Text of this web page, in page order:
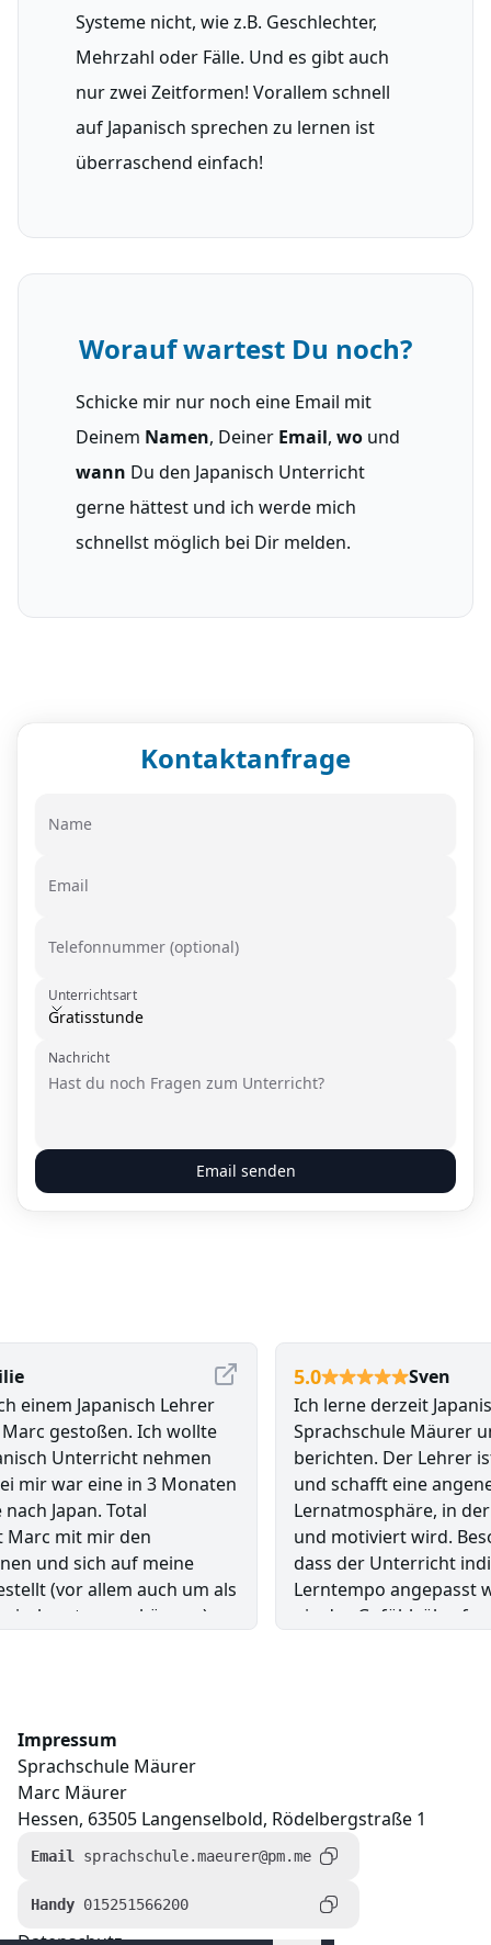
Systeme nicht, wie z.B. Geschlechter,
Mehrzahl oder Fälle. Und es gibt auch
nur zwei Zeitformen! Vorallem schnell
auf Japanisch sprechen zu lernen ist
überraschend einfach!
Worauf wartest Du noch?
Schicke mir nur noch eine Email mit
Deinem Namen, Deiner Email, wo und
wann Du den Japanisch Unterricht
gerne hättest und ich werde mich
schnellst möglich bei Dir melden.
Kontaktanfrage
Name
Email
Telefonnummer (optional)
Unterrichtsart
Unterrichtsart
Gratisstunde
Nachricht
Email senden
einem Japanisch Lehrer
gestoßen. Ich wollte
Unterricht nehmen
war eine in 3 Monaten
Japan. Total
mit mir den
und sich auf meine
(vor allem auch um als
nutzen zu können).
den Unterricht
5.0
Sven
Ich lerne derzeit
Sprachschule Mäurer
berichten. Der Lehrer
und schafft eine
Lernatmosphäre, in
und motiviert wird.
dass der Unterricht
Lerntempo angepasst
nie das Gefühl,
Zudem hat Herr Mäurer
für mich individuell
und sorgen dafür, dass
Impressum
Sprachschule Mäurer
Marc Mäurer
Hessen, 63505 Langenselbold, Rödelbergstraße 1
Email sprachschule.maeurer@pm.me
Handy 015251566200